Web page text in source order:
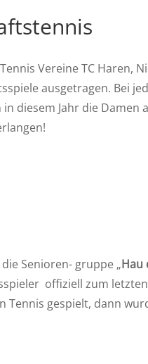
Vereine TC Haren,
ausgetragen. Bei
diesem Jahr die
Senioren- gruppe „Hau
offiziell zum
Tennis gespielt, dann